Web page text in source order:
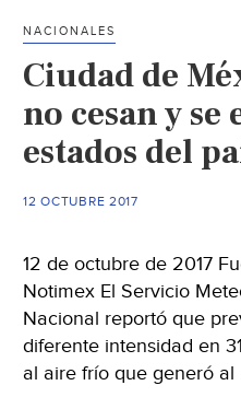
NACIONALES
Ciudad de
no cesan y se
estados del
12 OCTUBRE 2017
12 de octubre de 2017
Notimex El Servicio
Nacional reportó que
diferente intensidad en
al aire frío que generó al